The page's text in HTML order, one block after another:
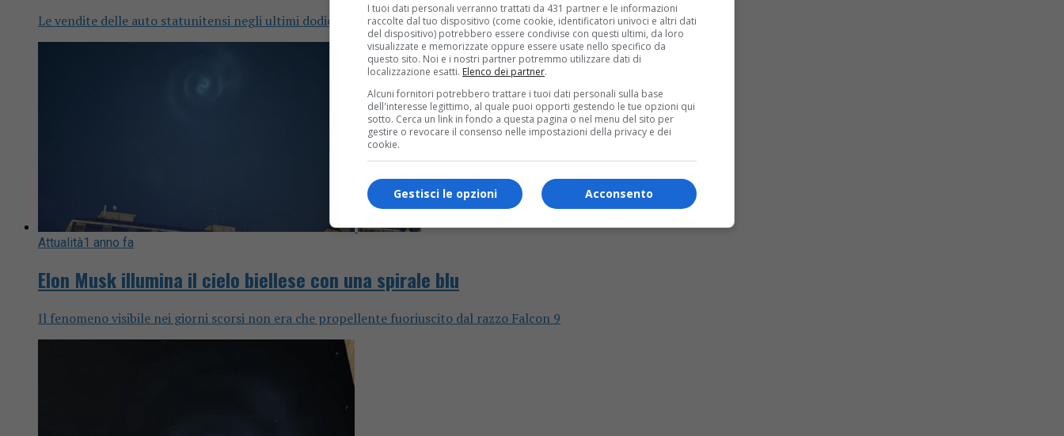
Le vendite delle auto statunitensi negli ultimi dodici mesi rappresentano lo 0,90% del totale
Attualità1 anno fa
Elon Musk illumina il cielo biellese con una spirale blu
Il fenomeno visibile nei giorni scorsi non era che propellente fuoriuscito dal razzo Falcon 9
I tuoi dati personali verranno trattati da 431 partner e le informazioni
raccolte dal tuo dispositivo (come cookie, identificatori univoci e altri dati
del dispositivo) potrebbero essere condivise con questi ultimi, da loro
visualizzate e memorizzate oppure essere usate nello specifico da
questo sito. Noi e i nostri partner potremmo utilizzare dati di
localizzazione esatti. Elenco dei partner.
Alcuni fornitori potrebbero trattare i tuoi dati personali sulla base
dell'interesse legittimo, al quale puoi opporti gestendo le tue opzioni qui
sotto. Cerca un link in fondo a questa pagina o nel menu del sito per
gestire o revocare il consenso nelle impostazioni della privacy e dei
cookie.
Acconsento
Gestisci le opzioni